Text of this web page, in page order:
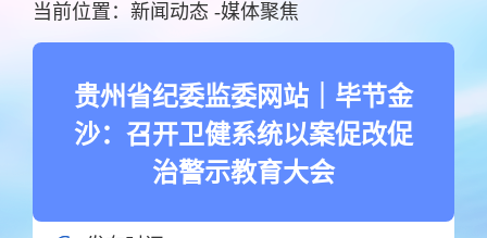
当前位置： 新闻动态 -媒体聚焦
贵州省纪委监委网站｜毕节金
沙：召开卫健系统以案促改促
治警示教育大会